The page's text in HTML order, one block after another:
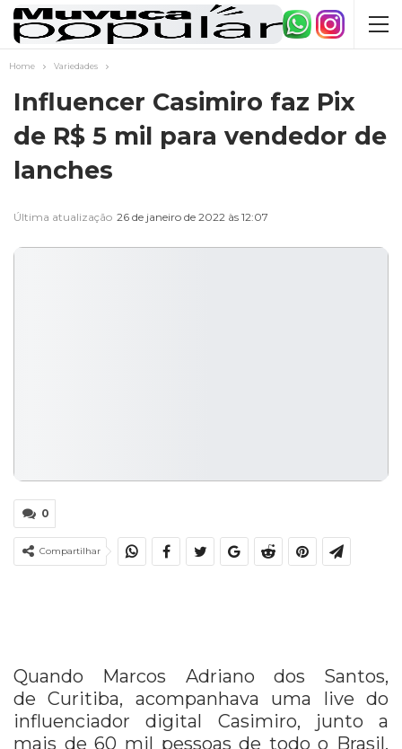
Home Variedades
Influencer Casimiro faz Pix
de R$ 5 mil para vendedor de
lanches
Última atualização 26 de janeiro de 2022 às 12:07
0
Compartilhar
Quando Marcos Adriano dos Santos,
de Curitiba, acompanhava uma live do
influenciador digital Casimiro, junto a
mais de 60 mil pessoas de todo o Brasil,